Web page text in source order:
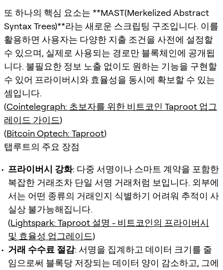
또 하나의 핵심 요소는 **MAST(Merkelized Abstract
Syntax Trees)**라는 새로운 스크립팅 구조입니다. 이를
활용하면 사용자는 다양한 지출 조건을 사전에 설정할
수 있으며, 실제로 사용되는 경로만 블록체인에 공개됩
니다. 불필요한 정보 노출 없이도 원하는 기능을 구현할
수 있어 프라이버시와 효율성을 동시에 확보할 수 있는
셈입니다.
(Cointelegraph: 초보자를 위한 비트코인 Taproot 업그
레이드 가이드)
(Bitcoin Optech: Taproot)
탭루트의 주요 장점
프라이버시 강화: 다중 서명이나 스마트 계약을 포함한
복잡한 거래조차 단일 서명 거래처럼 보입니다. 외부에
서는 어떤 종류의 거래인지 식별하기 어려워 추적이 사
실상 불가능해집니다.
(Lightspark: Taproot 설명 - 비트코인의 프라이버시
및 효율성 업그레이드)
거래 수수료 절감: 서명을 집계하고 데이터 크기를 줄
임으로써 블록당 저장되는 데이터 양이 감소하고, 그에